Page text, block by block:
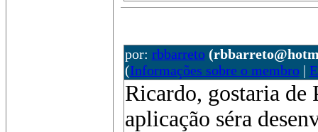
por: rbbarreto
(Informações sobre o membro|
Ricardo, gostaria de
aplicação séra